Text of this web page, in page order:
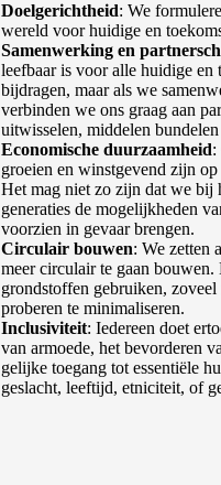
Doelgerichtheid: We
wereld voor huidige en
Samenwerking en
leefbaar is voor alle huidige en
bijdragen, maar als we
verbinden we ons graag aan
uitwisselen, middelen
Economische duurzaamheid:
groeien en winstgevend zijn
Het mag niet zo zijn dat we bij
generaties de mogelijkheden
voorzien in gevaar brengen.
Circulair bouwen: We zetten
meer circulair te gaan
grondstoffen gebruiken,
proberen te minimaliseren.
Inclusiviteit: Iedereen doet
van armoede, het bevorderen
gelijke toegang tot essentiële
geslacht, leeftijd, etniciteit, of